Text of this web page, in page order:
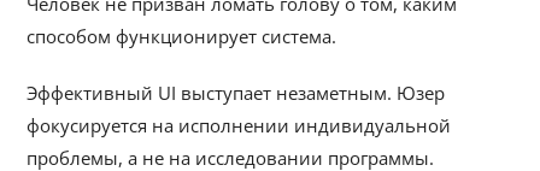
способом функционирует система.
Эффективный UI выступает незаметным. Юзер
фокусируется на исполнении индивидуальной
проблемы, а не на исследовании программы.